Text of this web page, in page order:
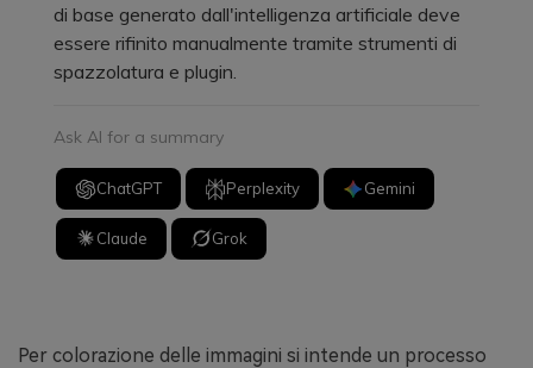
di base generato dall'intelligenza artificiale deve
essere rifinito manualmente tramite strumenti di
spazzolatura e plugin.
Ask AI for a summary
ChatGPT Perplexity Gemini
Claude Grok
Per colorazione delle immagini si intende un processo